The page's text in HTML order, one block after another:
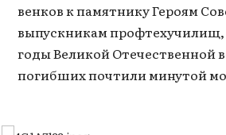
венков к памятнику Героям
выпускникам
годы Великой Отечественной
погибших почтили минутой